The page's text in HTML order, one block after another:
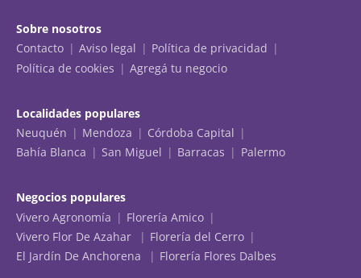
Sobre nosotros
Contacto
Aviso legal
Política de privacidad
Política de cookies
Agregá tu negocio
Localidades populares
Neuquén
Mendoza
Córdoba Capital
Bahía Blanca
San Miguel Barracas Palermo
Negocios populares
Vivero Agronomía
Florería Amico
Vivero Flor De Azahar
Florería del Cerro
El Jardín De Anchorena
Florería Flores Dalbes